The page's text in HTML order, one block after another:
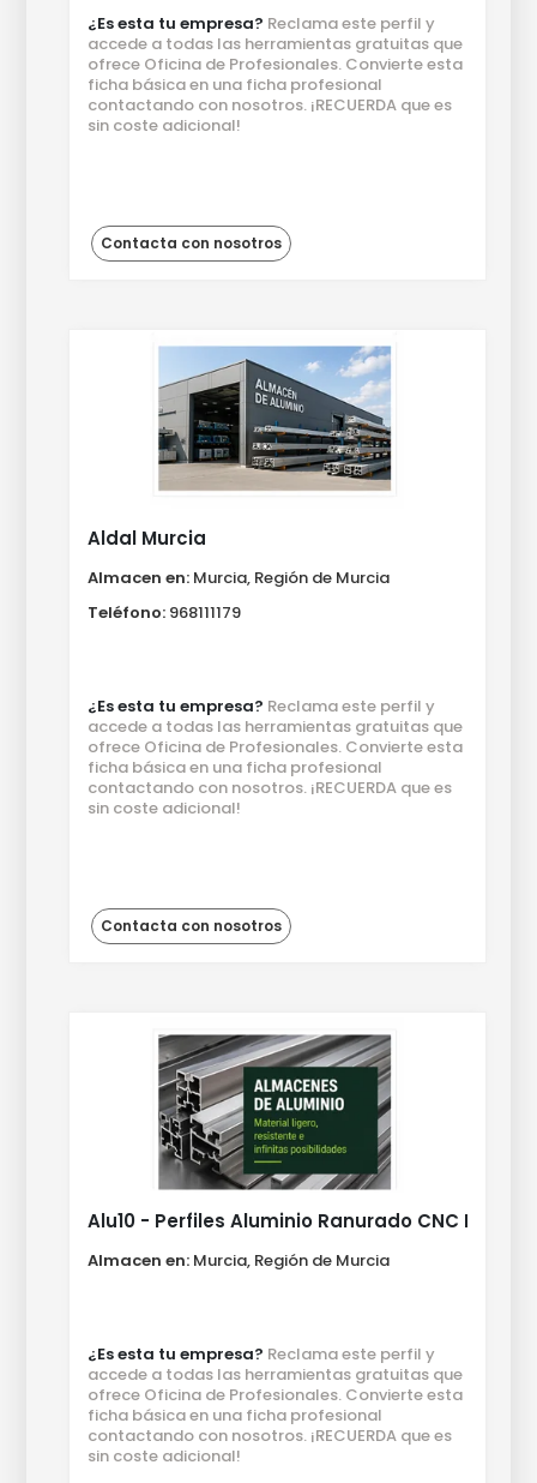
¿Es esta tu empresa? Reclama este perfil y
accede a todas las herramientas gratuitas que
ofrece Oficina de Profesionales. Convierte esta
ficha básica en una ficha profesional
contactando con nosotros. ¡RECUERDA que es
sin coste adicional!
Contacta con nosotros
Aldal Murcia
Almacen en: Murcia, Región de Murcia
Teléfono: 968111179
¿Es esta tu empresa? Reclama este perfil y
accede a todas las herramientas gratuitas que
ofrece Oficina de Profesionales. Convierte esta
ficha básica en una ficha profesional
contactando con nosotros. ¡RECUERDA que es
sin coste adicional!
Contacta con nosotros
Alu10 - Perfiles Aluminio Ranurado CNC
Almacen en: Murcia, Región de Murcia
¿Es esta tu empresa? Reclama este perfil y
accede a todas las herramientas gratuitas que
ofrece Oficina de Profesionales. Convierte esta
ficha básica en una ficha profesional
contactando con nosotros. ¡RECUERDA que es
sin coste adicional!